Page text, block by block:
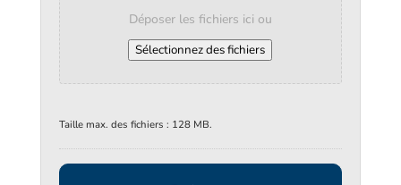
Déposer les fichiers ici ou
Sélectionnez des fichiers
Taille max. des fichiers : 128 MB.